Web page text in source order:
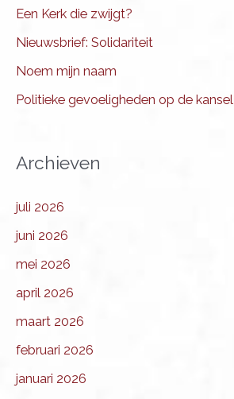
Een Kerk die zwijgt?
Nieuwsbrief: Solidariteit
Noem mijn naam
Politieke gevoeligheden op de kansel
Archieven
juli 2026
juni 2026
mei 2026
april 2026
maart 2026
februari 2026
januari 2026